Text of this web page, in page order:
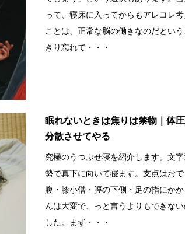
って、寝床に入ってからもアレコレ
ことは、正常な脳の働きなのだとい
きり忘れて・・・
眠れないときは焦りは禁物｜体
分散させてやる
究極のうつぶせ寝を紹介します。文
勢で真下に向いて寝ます。支点はお
腹・膝小僧・脛の下側・足の指にか
んは大変で、っと言うよりもできな
した。まず・・・